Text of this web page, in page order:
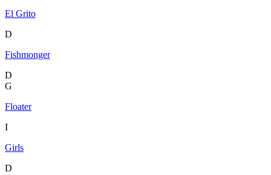
El Grito
D
Fishmonger
D
G
Floater
I
Girls
D